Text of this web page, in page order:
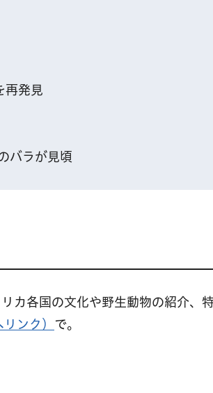
再発見
バラが見頃
カ各国の文化や野生動物の紹介、
ンク）
で。